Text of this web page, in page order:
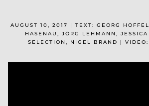
AUGUST 10, 2017 | TEXT: GEORG
HASENAU, JÖRG LEHMANN,
SELECTION, NIGEL BRAND |